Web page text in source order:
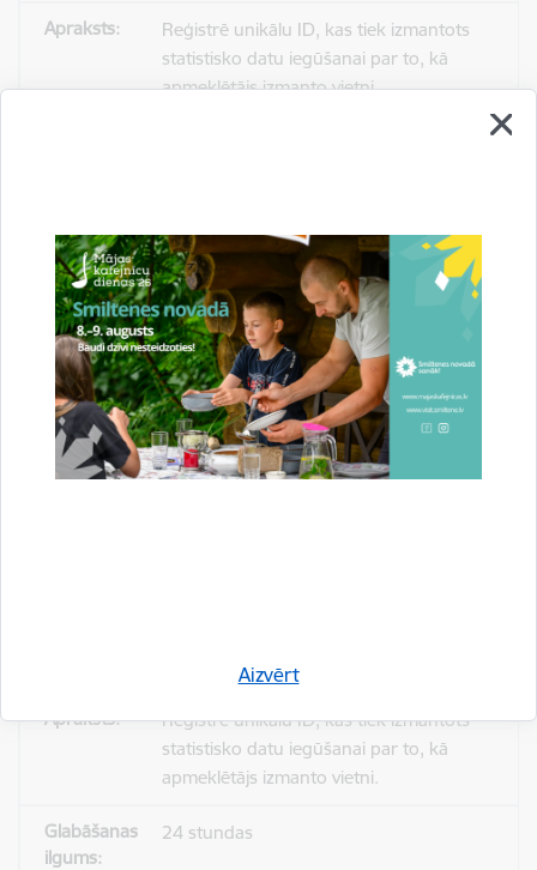
Aizvērt
Reģistrē unikālu ID, kas tiek izmantots
statistisko datu iegūšanai par to, kā
apmeklētājs izmanto vietni.
Statistikas sīkdatnes (nepieciešamas, lai
uzlabotu vietnes darbību un
pakalpojumus)
Izmanto Google Analytics, lai samazinātu
pieprasījuma līmeni.
1 minūte
pakalpojumus)
Reģistrē unikālu ID, kas tiek izmantots
statistisko datu iegūšanai par to, kā
apmeklētājs izmanto vietni.
24 stundas